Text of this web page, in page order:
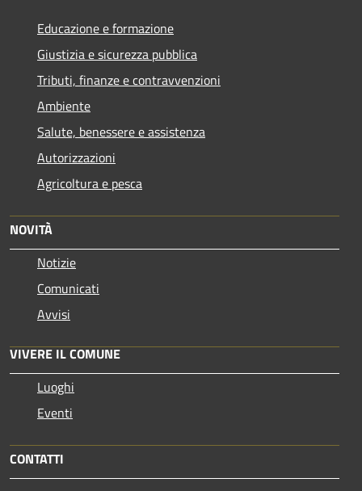
Educazione e formazione
Giustizia e sicurezza pubblica
Tributi, finanze e contravvenzioni
Ambiente
Salute, benessere e assistenza
Autorizzazioni
Agricoltura e pesca
NOVITÀ
Notizie
Comunicati
Avvisi
VIVERE IL COMUNE
Luoghi
Eventi
CONTATTI